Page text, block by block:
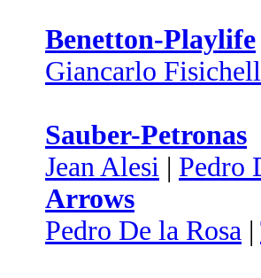
Benetton-Playlife
Giancarlo
Sauber-Petronas
Jean Alesi | Pedro
Arrows
Pedro De la Rosa |